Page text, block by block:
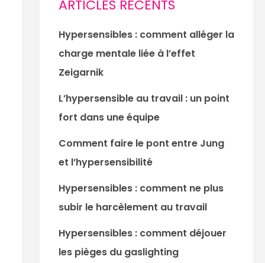
ARTICLES RÉCENTS
Hypersensibles : comment alléger la
charge mentale liée à l’effet
Zeigarnik
L’hypersensible au travail : un point
fort dans une équipe
Comment faire le pont entre Jung
et l’hypersensibilité
Hypersensibles : comment ne plus
subir le harcèlement au travail
Hypersensibles : comment déjouer
les pièges du gaslighting